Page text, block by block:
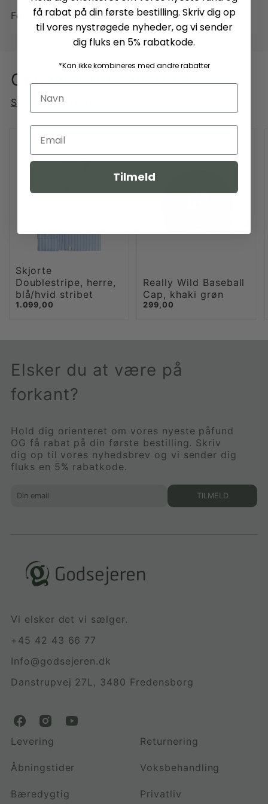
Førsteklasses uld. Sæt med 2 styk.
Godsejerens favoritter
SE ALLE PRODUKTER
Skjorte
Doublestripe, herre,
blå/hvid stribet
1.099,00
Really Wild Baseball
Cap, khaki grøn
299,00
Elsker du at være på
forkant?
Hold dig orienteret om vores nyeste påfund
OG få rabat på din første bestilling. Skriv
dig op til vores nyhedsbrev og vi sender dig
fluks en 5% rabatkode.
TILMELD
Vi elsker det vi sælger.
+45 42 43 66 77
Info@godsejeren.dk
Danstrupvej 27L, 3480 Fredensborg
G
o
s
e
e
G
o
e
e
G
s
e
e
Levering Returnering
Åbningstider Voksbehandling
Bæredygtig Privatliv
få rabat på din første bestilling. Skriv dig op
til vores nystrøgede nyheder, og vi sender
dig fluks en 5% rabatkode.
*Kan ikke kombineres med andre rabatter
Tilmeld